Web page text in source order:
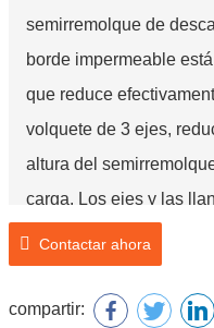
semirremolque de
borde impermeable
que reduce
volquete de 3 ejes,
altura del
carga. Los ejes y las
llantas de acero súper
carbono, que ahorran
las llantas de acero
Contactar ahora
compartir: